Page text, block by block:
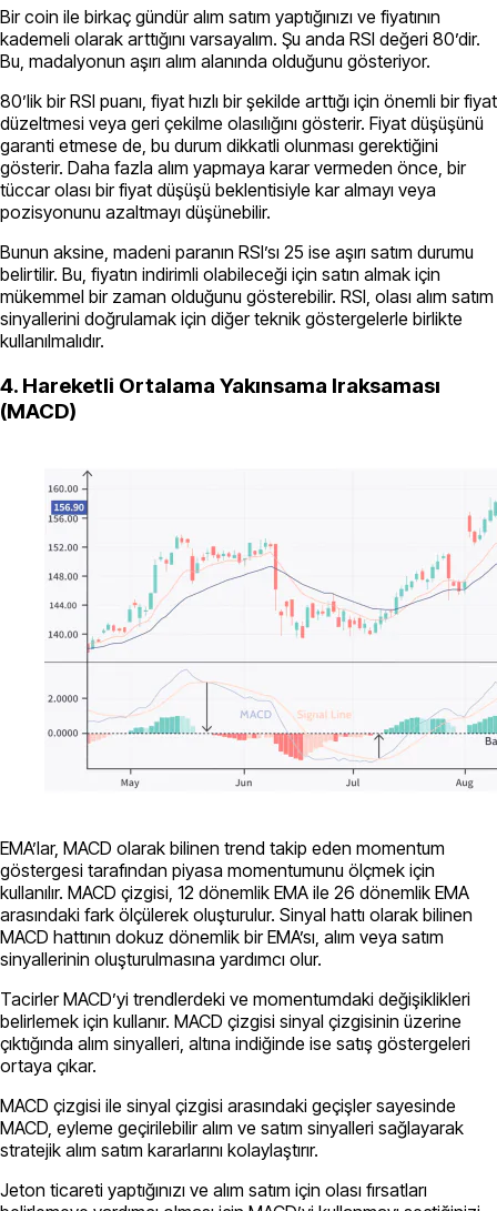
Bir coin ile birkaç gündür alım satım yaptığınızı ve fiyatının
kademeli olarak arttığını varsayalım. Şu anda RSI değeri 80’dir.
Bu, madalyonun aşırı alım alanında olduğunu gösteriyor.
80’lik bir RSI puanı, fiyat hızlı bir şekilde arttığı için önemli bir fiyat
düzeltmesi veya geri çekilme olasılığını gösterir. Fiyat düşüşünü
garanti etmese de, bu durum dikkatli olunması gerektiğini
gösterir. Daha fazla alım yapmaya karar vermeden önce, bir
tüccar olası bir fiyat düşüşü beklentisiyle kar almayı veya
pozisyonunu azaltmayı düşünebilir.
Bunun aksine, madeni paranın RSI’sı 25 ise aşırı satım durumu
belirtilir. Bu, fiyatın indirimli olabileceği için satın almak için
mükemmel bir zaman olduğunu gösterebilir. RSI, olası alım satım
sinyallerini doğrulamak için diğer teknik göstergelerle birlikte
kullanılmalıdır.
4. Hareketli Ortalama Yakınsama Iraksaması
(MACD)
EMA’lar, MACD olarak bilinen trend takip eden momentum
göstergesi tarafından piyasa momentumunu ölçmek için
kullanılır. MACD çizgisi, 12 dönemlik EMA ile 26 dönemlik EMA
arasındaki fark ölçülerek oluşturulur. Sinyal hattı olarak bilinen
MACD hattının dokuz dönemlik bir EMA’sı, alım veya satım
sinyallerinin oluşturulmasına yardımcı olur.
Tacirler MACD’yi trendlerdeki ve momentumdaki değişiklikleri
belirlemek için kullanır. MACD çizgisi sinyal çizgisinin üzerine
çıktığında alım sinyalleri, altına indiğinde ise satış göstergeleri
ortaya çıkar.
MACD çizgisi ile sinyal çizgisi arasındaki geçişler sayesinde
MACD, eyleme geçirilebilir alım ve satım sinyalleri sağlayarak
stratejik alım satım kararlarını kolaylaştırır.
Jeton ticareti yaptığınızı ve alım satım için olası fırsatları